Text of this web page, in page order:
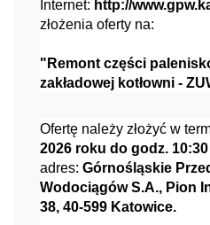
Internet: http://
złożenia oferty na:
"Remont części
zakładowej kotłowni -
Ofertę należy złożyć w
2026 roku do godz. 10:30
adres: Górnośląskie
Wodociągów S.A., Pion
38, 40-599 Katowice.